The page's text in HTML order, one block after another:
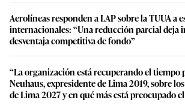
Aerolíneas responden a LAP sobre la TUUA a
internacionales: “Una reducción parcial deja
desventaja competitiva de fondo”
“La organización está recuperando el tiempo
Neuhaus, expresidente de Lima 2019, sobre
de Lima 2027 y en qué más está preocupado